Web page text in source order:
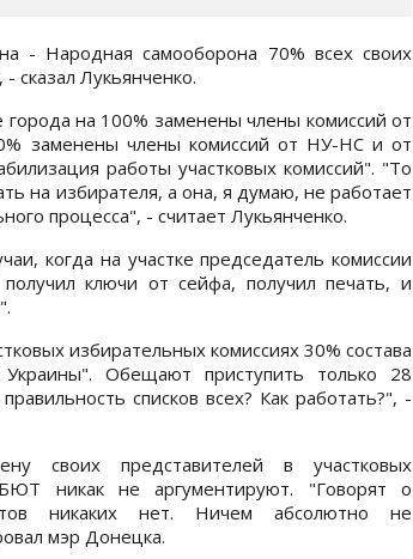
- Народная самооборона 70% всех своих
сказал Лукьянченко.
на 100% заменены члены комиссий от
заменены члены комиссий от НУ-НС и от
работы участковых комиссий". "То
на избирателя, а она, я думаю, не работает
процесса", - считает Лукьянченко.
когда на участке председатель комиссии
ключи от сейфа, получил печать, и
избирательных комиссиях 30% состава
Обещают приступить только 28
списков всех? Как работать?", -
своих представителей в участковых
никак не аргументируют. "Говорят о
никаких нет. Ничем абсолютно не
мэр Донецка.